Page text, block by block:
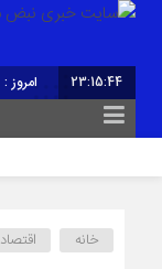
23:15:45 امروز
خانه اقتصاد